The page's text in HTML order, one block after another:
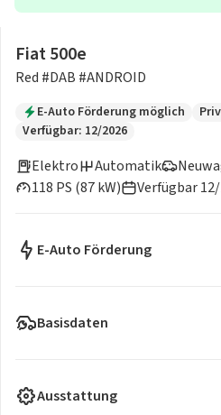
Fiat 500e
Red #DAB #ANDROID
E-Auto Förderung möglich
Verfügbar: 12/2026
Elektro
118 PS (87 kW)
Automatik
Verfügbar
E-Auto Förderung
Basisdaten
Ausstattung